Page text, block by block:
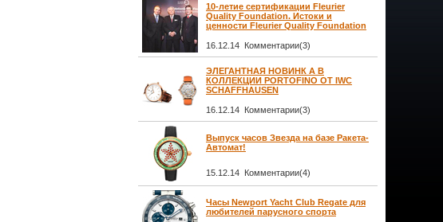
10-летие сертификации Fleurier
Quality Foundation. Истоки и
ценности Fleurier Quality Foundation
16.12.14 Комментарии(3)
ЭЛЕГАНТНАЯ НОВИНК А В
КОЛЛЕКЦИИ PORTOFINO ОТ IWC
SCHAFFHAUSEN
16.12.14 Комментарии(3)
Выпуск часов Звезда на базе Ракета-
Автомат!
15.12.14 Комментарии(4)
Часы Newport Yacht Club Regate для
любителей парусного спорта